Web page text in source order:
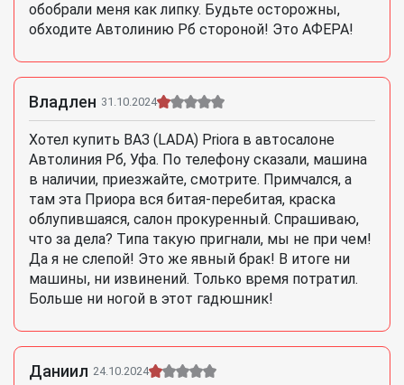
обобрали меня как липку. Будьте осторожны,
обходите Автолинию Рб стороной! Это АФЕРА!
Владлен 31.10.2024
Хотел купить ВАЗ (LADA) Priora в автосалоне
Автолиния Рб, Уфа. По телефону сказали, машина
в наличии, приезжайте, смотрите. Примчался, а
там эта Приора вся битая-перебитая, краска
облупившаяся, салон прокуренный. Спрашиваю,
что за дела? Типа такую пригнали, мы не при чем!
Да я не слепой! Это же явный брак! В итоге ни
машины, ни извинений. Только время потратил.
Больше ни ногой в этот гадюшник!
Даниил 24.10.2024